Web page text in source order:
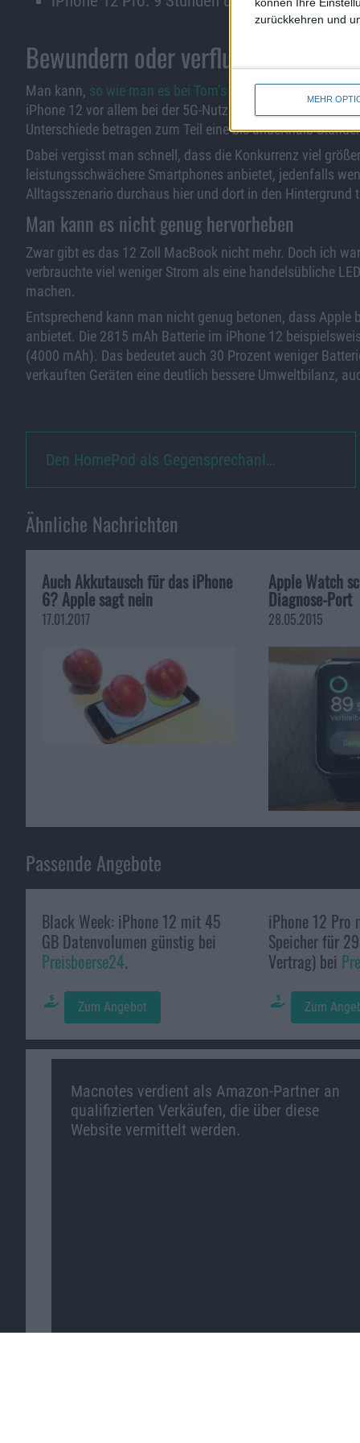
zurückkehren und
MEHR
Bewundern oder verfluchen?
Man kann, so wie man es bei Tom’s Guide getan hat, die
iPhone 12 vor allem bei der 5G-Nutzung hinter der
Unterschiede betragen zum Teil eine bis anderthalb
Dabei vergisst man schnell, dass die Konkurrenz viel
leistungsschwächere Smartphones anbietet, jedenfalls
Alltagsszenario durchaus hier und dort in den Hintergrund
Man kann es nicht genug hervorheben
Zwar gibt es das 12 Zoll MacBook nicht mehr. Doch ich
verbrauchte viel weniger Strom als eine handelsübliche
machen.
Entsprechend kann man nicht genug betonen, dass
anbietet. Die 2815 mAh Batterie im iPhone 12
(4000 mAh). Das bedeutet auch 30 Prozent weniger
verkauften Geräten eine deutlich bessere Umweltbilanz,
Den HomePod als Gegensprechanl…
Ähnliche Nachrichten
Auch Akkutausch für das iPhone
6? Apple sagt nein
17.01.2017
Apple Watch
Diagnose-Port
28.05.2015
Passende Angebote
Black Week: iPhone 12 mit 45
GB Datenvolumen günstig bei
Preisboerse24.
Zum Angebot
iPhone 12 Pro
Speicher für
Vertrag) bei
Zum
Macnotes verdient als Amazon-Partner an
qualifizierten Verkäufen, die über diese
Website vermittelt werden.